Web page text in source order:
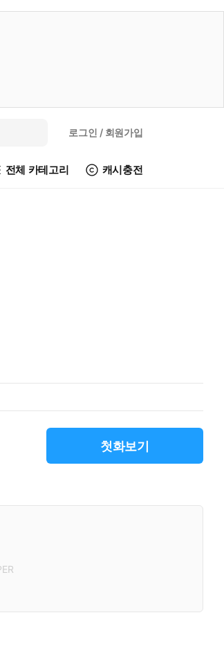
로그인 / 회원가입
전체 카테고리 캐시충전
첫화보기